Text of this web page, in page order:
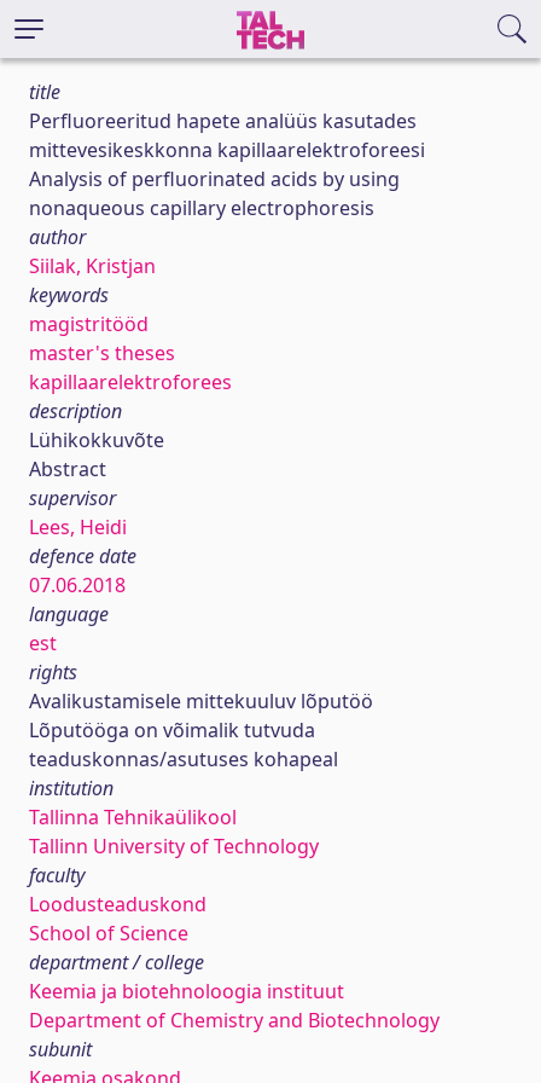
title
Perfluoreeritud hapete analüüs kasutades
mittevesikeskkonna kapillaarelektroforeesi
Analysis of perfluorinated acids by using
nonaqueous capillary electrophoresis
author
Siilak, Kristjan
keywords
magistritööd
master's theses
kapillaarelektroforees
description
Lühikokkuvõte
Abstract
supervisor
Lees, Heidi
defence date
07.06.2018
language
est
rights
Avalikustamisele mittekuuluv lõputöö
Lõputööga on võimalik tutvuda
teaduskonnas/asutuses kohapeal
institution
Tallinna Tehnikaülikool
Tallinn University of Technology
faculty
Loodusteaduskond
School of Science
department / college
Keemia ja biotehnoloogia instituut
Department of Chemistry and Biotechnology
subunit